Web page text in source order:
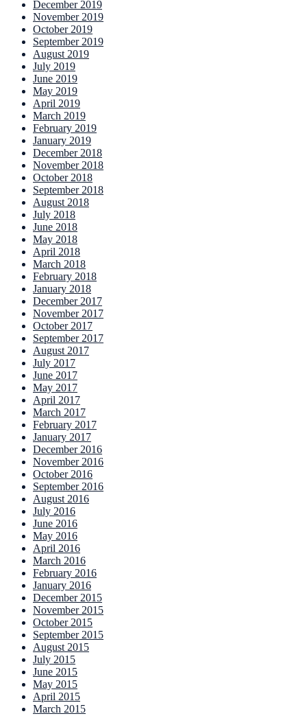
December 2019
November 2019
October 2019
September 2019
August 2019
July 2019
June 2019
May 2019
April 2019
March 2019
February 2019
January 2019
December 2018
November 2018
October 2018
September 2018
August 2018
July 2018
June 2018
May 2018
April 2018
March 2018
February 2018
January 2018
December 2017
November 2017
October 2017
September 2017
August 2017
July 2017
June 2017
May 2017
April 2017
March 2017
February 2017
January 2017
December 2016
November 2016
October 2016
September 2016
August 2016
July 2016
June 2016
May 2016
April 2016
March 2016
February 2016
January 2016
December 2015
November 2015
October 2015
September 2015
August 2015
July 2015
June 2015
May 2015
April 2015
March 2015